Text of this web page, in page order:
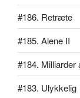
#186. Retræte
#185. Alene II
#184. Milliarder
#183. Ulykkelig